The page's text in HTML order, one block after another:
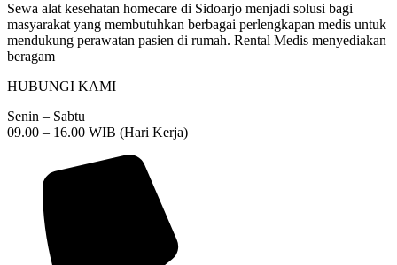
Sewa alat kesehatan homecare di Sidoarjo menjadi solusi bagi
masyarakat yang membutuhkan berbagai perlengkapan medis untuk
mendukung perawatan pasien di rumah. Rental Medis menyediakan
beragam
HUBUNGI KAMI
Senin – Sabtu
09.00 – 16.00 WIB (Hari Kerja)